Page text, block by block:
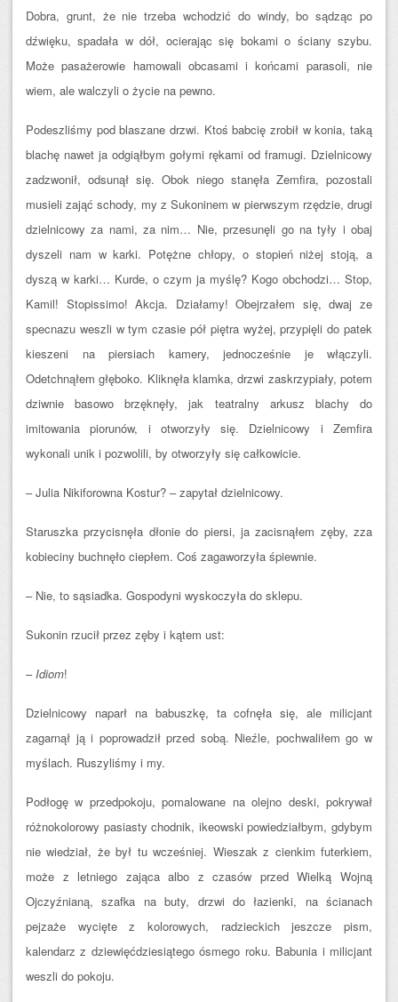
Dobra, grunt, że nie trzeba wchodzić do windy, bo sądząc po
dźwięku, spadała w dół, ocierając się bokami o ściany szybu.
Może pasażerowie hamowali obcasami i końcami parasoli, nie
wiem, ale walczyli o życie na pewno.
Podeszliśmy pod blaszane drzwi. Ktoś babcię zrobił w konia, taką
blachę nawet ja odgiąłbym gołymi rękami od framugi. Dzielnicowy
zadzwonił, odsunął się. Obok niego stanęła Zemfira, pozostali
musieli zająć schody, my z Sukoninem w pierwszym rzędzie, drugi
dzielnicowy za nami, za nim… Nie, przesunęli go na tyły i obaj
dyszeli nam w karki. Potężne chłopy, o stopień niżej stoją, a
dyszą w karki… Kurde, o czym ja myślę? Kogo obchodzi… Stop,
Kamil! Stopissimo! Akcja. Działamy! Obejrzałem się, dwaj ze
specnazu weszli w tym czasie pół piętra wyżej, przypięli do patek
kieszeni na piersiach kamery, jednocześnie je włączyli.
Odetchnąłem głęboko. Kliknęła klamka, drzwi zaskrzypiały, potem
dziwnie basowo brzęknęły, jak teatralny arkusz blachy do
imitowania piorunów, i otworzyły się. Dzielnicowy i Zemfira
wykonali unik i pozwolili, by otworzyły się całkowicie.
– Julia Nikiforowna Kostur? – zapytał dzielnicowy.
Staruszka przycisnęła dłonie do piersi, ja zacisnąłem zęby, zza
kobieciny buchnęło ciepłem. Coś zagaworzyła śpiewnie.
– Nie, to sąsiadka. Gospodyni wyskoczyła do sklepu.
Sukonin rzucił przez zęby i kątem ust:
–Idiom!
Dzielnicowy naparł na babuszkę, ta cofnęła się, ale milicjant
zagarnął ją i poprowadził przed sobą. Nieźle, pochwaliłem go w
myślach. Ruszyliśmy i my.
Podłogę w przedpokoju, pomalowane na olejno deski, pokrywał
różnokolorowy pasiasty chodnik, ikeowski powiedziałbym, gdybym
nie wiedział, że był tu wcześniej. Wieszak z cienkim futerkiem,
może z letniego zająca albo z czasów przed Wielką Wojną
Ojczyźnianą, szafka na buty, drzwi do łazienki, na ścianach
pejzaże wycięte z kolorowych, radzieckich jeszcze pism,
kalendarz z dziewięćdziesiątego ósmego roku. Babunia i milicjant
weszli do pokoju.